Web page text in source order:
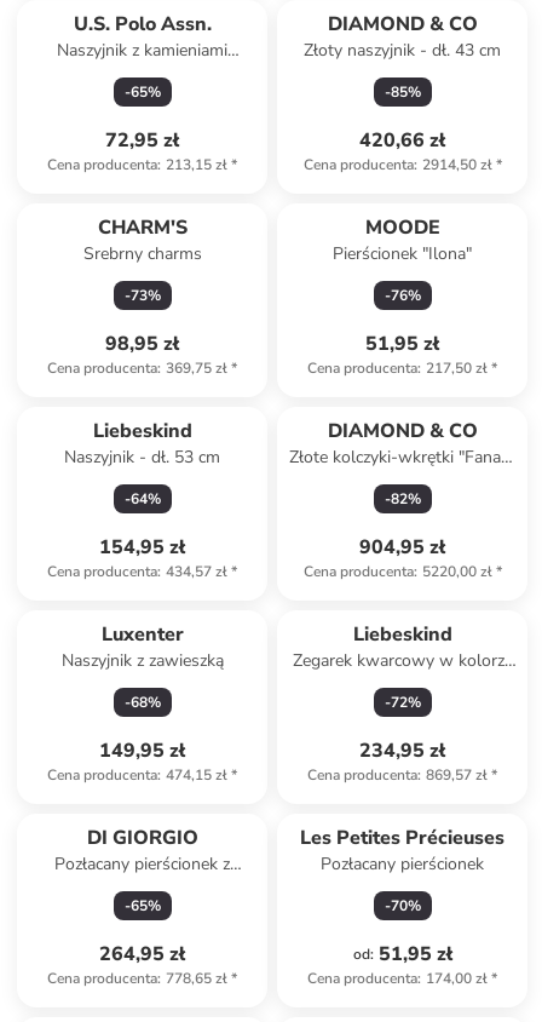
U.S. Polo Assn.
Naszyjnik z kamieniami
ozdobnymi - dł. 42 cm
-65%
72,95 zł
Cena producenta: 213,15 zł*
DIAMOND & CO
Złoty naszyjnik - dł. 43 cm
-85%
420,66 zł
Cena producenta: 2914,50 zł*
CHARM'S
Srebrny charms
-73%
98,95 zł
Cena producenta: 369,75 zł*
MOODE
Pierścionek "Ilona"
-76%
51,95 zł
Cena producenta: 217,50 zł*
Liebeskind
Naszyjnik - dł. 53 cm
-64%
154,95 zł
Cena producenta: 434,57 zł*
DIAMOND & CO
Złote kolczyki-wkrętki "Fanaa"
z diamentami
-82%
904,95 zł
Cena producenta: 5220,00 zł*
Luxenter
Naszyjnik z zawieszką
-68%
149,95 zł
Cena producenta: 474,15 zł*
Liebeskind
Zegarek kwarcowy w kolorze
srebrnym
-72%
234,95 zł
Cena producenta: 869,57 zł*
DI GIORGIO
Pozłacany pierścionek z
cyrkoniami
-65%
264,95 zł
Cena producenta: 778,65 zł*
Les Petites Précieuses
Pozłacany pierścionek
-70%
od: 51,95 zł
Cena producenta: 174,00 zł*